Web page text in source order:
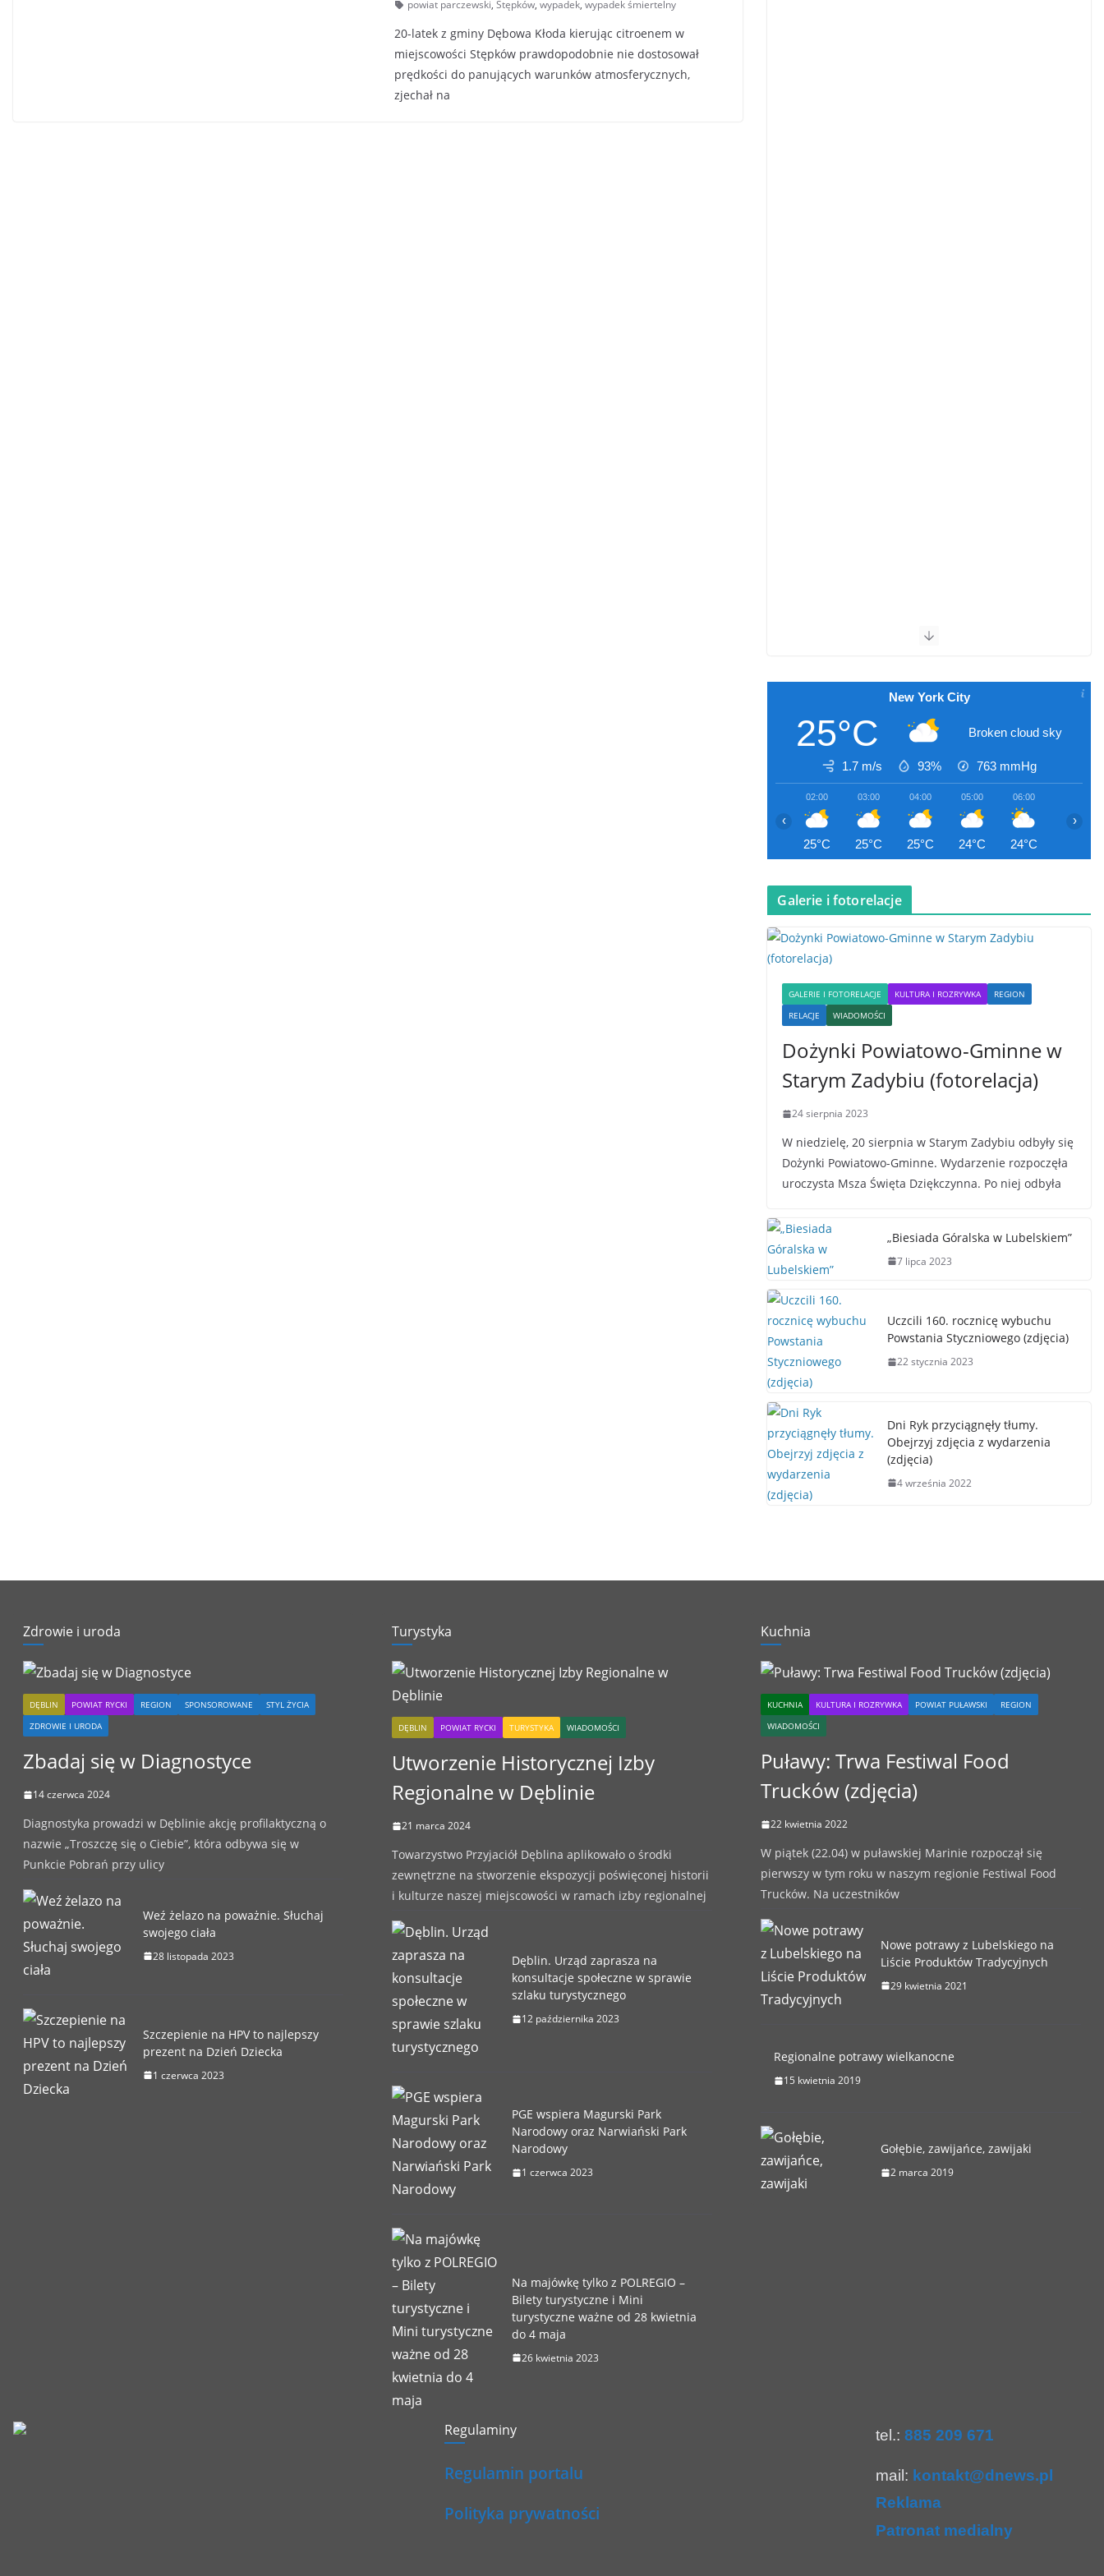
powiat parczewski,Stępków,wypadek,wypadek śmiertelny
20-latek z gminy Dębowa Kłoda kierując citroenem w
miejscowości Stępków prawdopodobnie nie dostosował
prędkości do panujących warunków atmosferycznych,
zjechał na
New York City
25°C Broken cloud sky
1.7 m/s 93% 763 mmHg
02:00
25°C
03:00
25°C
04:00
25°C
05:00
24°C
06:00
24°C
‹ ›
Galerie i fotorelacje
GALERIE I FOTORELACJE KULTURA I ROZRYWKA
REGION
RELACJE
WIADOMOŚCI
Dożynki Powiatowo-Gminne w
Starym Zadybiu (fotorelacja)
24 sierpnia 2023
W niedzielę, 20 sierpnia w Starym Zadybiu odbyły się
Dożynki Powiatowo-Gminne. Wydarzenie rozpoczęła
uroczysta Msza Święta Dziękczynna. Po niej odbyła
„Biesiada Góralska w Lubelskiem”
7 lipca 2023
Uczcili 160. rocznicę wybuchu
Powstania Styczniowego (zdjęcia)
22 stycznia 2023
Dni Ryk przyciągnęły tłumy.
Obejrzyj zdjęcia z wydarzenia
(zdjęcia)
4 września 2022
Zdrowie i uroda
DĘBLIN POWIAT RYCKI REGION SPONSOROWANE
STYL ŻYCIA
ZDROWIE I URODA
Zbadaj się w Diagnostyce
14 czerwca 2024
Diagnostyka prowadzi w Dęblinie akcję profilaktyczną o
nazwie „Troszczę się o Ciebie”, która odbywa się w
Punkcie Pobrań przy ulicy
Weź żelazo na poważnie. Słuchaj
swojego ciała
28 listopada 2023
Szczepienie na HPV to najlepszy
prezent na Dzień Dziecka
1 czerwca 2023
Turystyka
DĘBLIN POWIAT RYCKI TURYSTYKA WIADOMOŚCI
Utworzenie Historycznej Izby
Regionalne w Dęblinie
21 marca 2024
Towarzystwo Przyjaciół Dęblina aplikowało o środki
zewnętrzne na stworzenie ekspozycji poświęconej historii
i kulturze naszej miejscowości w ramach izby regionalnej
Dęblin. Urząd zaprasza na
konsultacje społeczne w sprawie
szlaku turystycznego
12 października 2023
PGE wspiera Magurski Park
Narodowy oraz Narwiański Park
Narodowy
1 czerwca 2023
Na majówkę tylko z POLREGIO –
Bilety turystyczne i Mini
turystyczne ważne od 28 kwietnia
do 4 maja
26 kwietnia 2023
Kuchnia
KUCHNIA KULTURA I ROZRYWKA POWIAT PUŁAWSKI
REGION
WIADOMOŚCI
Puławy: Trwa Festiwal Food
Trucków (zdjęcia)
22 kwietnia 2022
W piątek (22.04) w puławskiej Marinie rozpoczął się
pierwszy w tym roku w naszym regionie Festiwal Food
Trucków. Na uczestników
Nowe potrawy z Lubelskiego na
Liście Produktów Tradycyjnych
29 kwietnia 2021
Regionalne potrawy wielkanocne
15 kwietnia 2019
Gołębie, zawijańce, zawijaki
2 marca 2019
Regulaminy
Regulamin portalu
Polityka prywatności
tel.: 885 209 671
mail: kontakt@dnews.pl
Reklama
Patronat medialny